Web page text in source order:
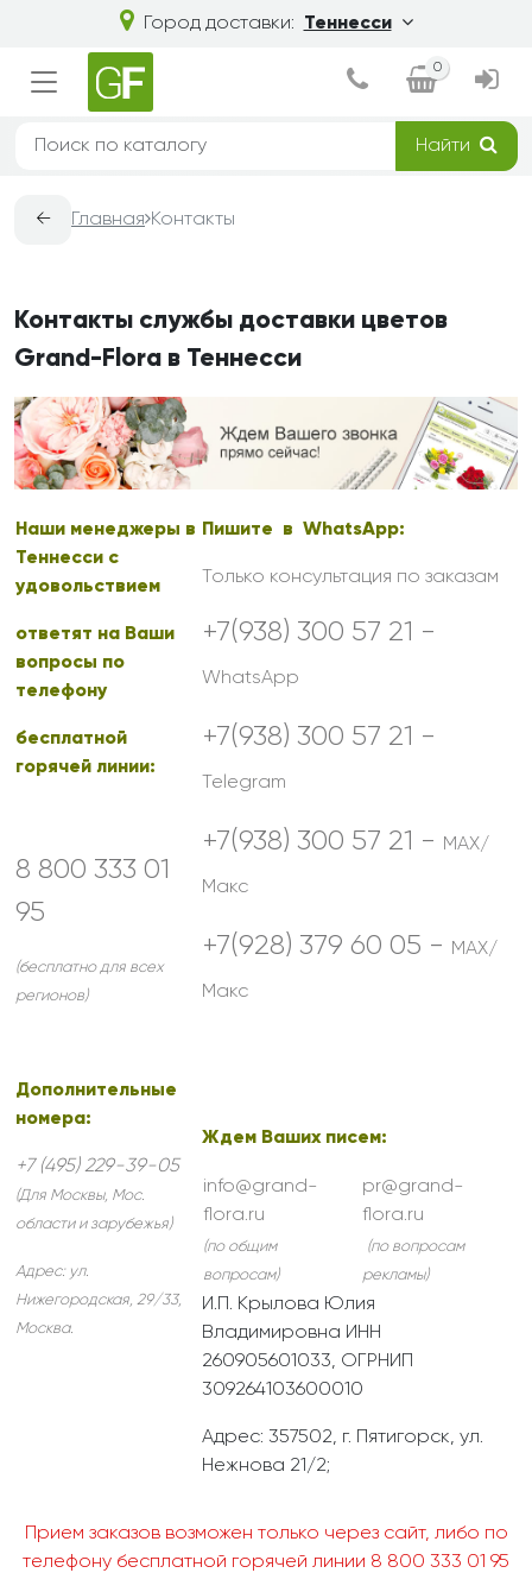
Город доставки: Теннесси
0
Найти
← Главная Контакты
Контакты службы доставки цветов
Grand-Flora в Теннесси
Наши менеджеры в
Теннесси с
удовольствием
ответят на Ваши
вопросы по
телефону
бесплатной
горячей линии:
8 800 333 01
95
(бесплатно для всех
регионов)
Дополнительные
номера:
+7 (495) 229-39-05
(Для Москвы, Мос.
области и зарубежья)
Адрес: ул.
Нижегородская, 29/33,
Москва.
Пишите в WhatsApp:
Только консультация по заказам
+7(938) 300 57 21 -
WhatsApp
+7(938) 300 57 21 -
Telegram
+7(938) 300 57 21 - MAX/
Макс
+7(928) 379 60 05 - MAX/
Макс
Ждем Ваших писем:
info@grand-
flora.ru
pr@grand-
flora.ru
(по общим
вопросам)
(по вопросам
рекламы)
И.П. Крылова Юлия
Владимировна ИНН
260905601033, ОГРНИП
309264103600010
Адрес: 357502, г. Пятигорск, ул.
Нежнова 21/2;
Прием заказов возможен только через сайт, либо по
телефону бесплатной горячей линии 8 800 333 01 95